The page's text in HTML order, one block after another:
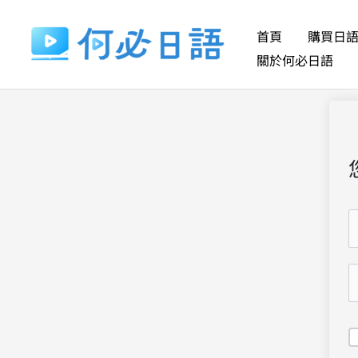
要
首頁 購買日
關於何必日語